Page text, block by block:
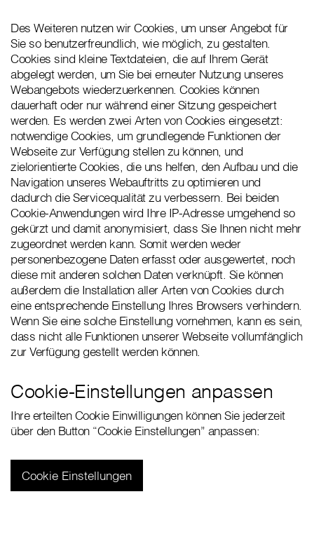
Des Weiteren nutzen wir Cookies, um unser Angebot für
Sie so benutzerfreundlich, wie möglich, zu gestalten.
Cookies sind kleine Textdateien, die auf Ihrem Gerät
abgelegt werden, um Sie bei erneuter Nutzung unseres
Webangebots wiederzuerkennen. Cookies können
dauerhaft oder nur während einer Sitzung gespeichert
werden. Es werden zwei Arten von Cookies eingesetzt:
notwendige Cookies, um grundlegende Funktionen der
Webseite zur Verfügung stellen zu können, und
zielorientierte Cookies, die uns helfen, den Aufbau und die
Navigation unseres Webauftritts zu optimieren und
dadurch die Servicequalität zu verbessern. Bei beiden
Cookie-Anwendungen wird Ihre IP-Adresse umgehend so
gekürzt und damit anonymisiert, dass Sie Ihnen nicht mehr
zugeordnet werden kann. Somit werden weder
personenbezogene Daten erfasst oder ausgewertet, noch
diese mit anderen solchen Daten verknüpft. Sie können
außerdem die Installation aller Arten von Cookies durch
eine entsprechende Einstellung Ihres Browsers verhindern.
Wenn Sie eine solche Einstellung vornehmen, kann es sein,
dass nicht alle Funktionen unserer Webseite vollumfänglich
zur Verfügung gestellt werden können.
Cookie-Einstellungen anpassen
Ihre erteilten Cookie Einwilligungen können Sie jederzeit
über den Button “Cookie Einstellungen” anpassen:
Cookie Einstellungen